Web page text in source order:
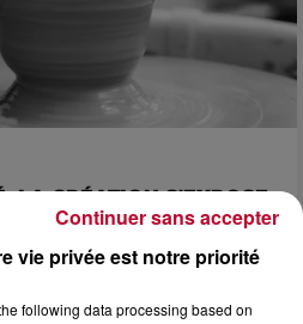
LA CRÉATION S'EXPOSE
D'ARTISANS
et des visites au pas de charge
de l’Artisanat Occitanie
vie privée est notre priorité
following data processing based on
Continuer sans accepter